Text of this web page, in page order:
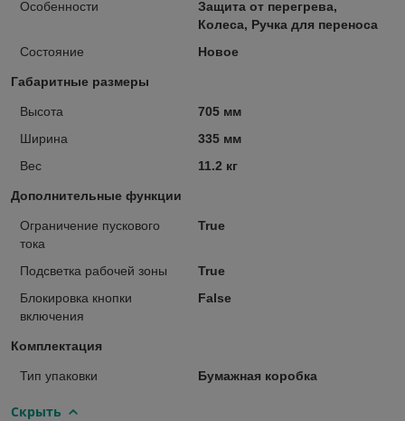
Особенности
Защита от перегрева,
Колеса, Ручка для переноса
Состояние
Новое
Габаритные размеры
Высота
705 мм
Ширина
335 мм
Вес
11.2 кг
Дополнительные функции
Ограничение пускового
тока
True
Подсветка рабочей зоны
True
Блокировка кнопки
включения
False
Комплектация
Тип упаковки Бумажная коробка
Скрыть